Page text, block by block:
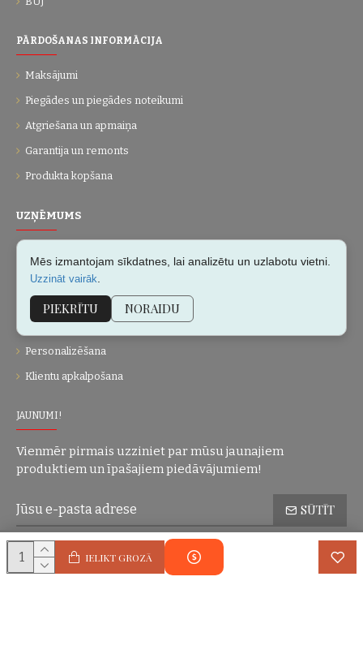
IELIKT GROZĀ
PĀRDOŠANAS INFORMĀCIJA
Maksājumi
Piegādes un piegādes noteikumi
Atgriešana un apmaiņa
Garantija un remonts
Produkta kopšana
UZŅĒMUMS
Kontakti
Vietnes karte
Dāvanu kartes
Personalizēšana
Klientu apkalpošana
JAUNUMI!
Vienmēr pirmais uzziniet par mūsu jaunajiem
produktiem un īpašajiem piedāvājumiem!
SŪTĪT
Esmu iepazinies(-usies) ar sadaļu Konfidencialitātes politika
piekrītu visiem minētajiem noteikumiem
Mēs izmantojam sīkdatnes, lai analizētu un uzlabotu vietni.
Uzzināt vairāk
PIEKRĪTU NORAIDU